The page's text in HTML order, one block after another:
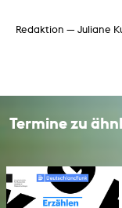
Redaktion — Juliane
Termine zu